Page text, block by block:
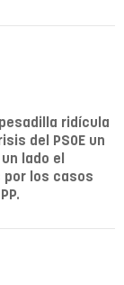
ridícula
del PSOE un
lado el
por los casos